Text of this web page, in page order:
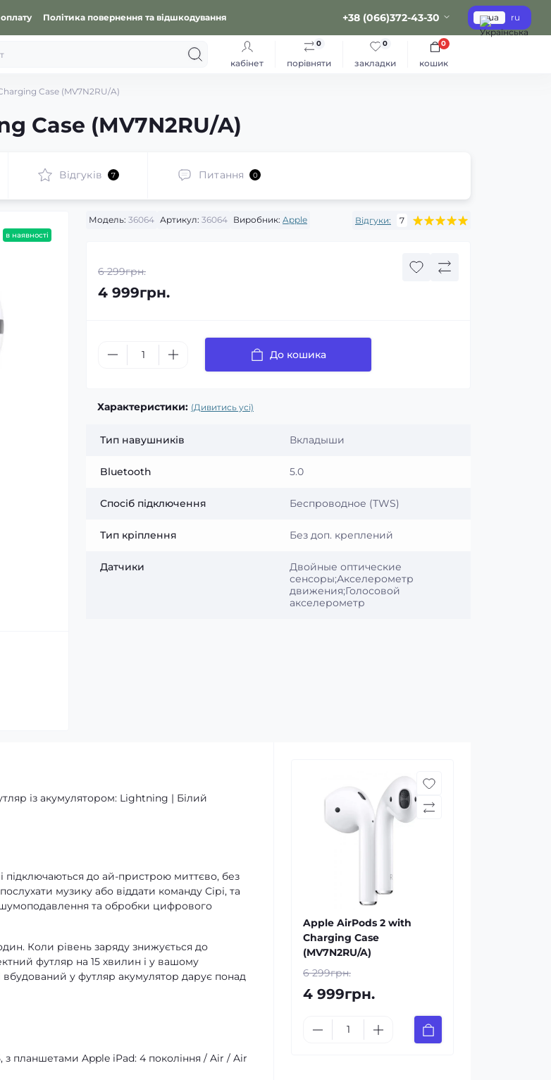
Політика повернення та відшкодування +38 (066)372-43-30 ua ru
кабінет порівняти
0
закладки
0
кошик
0
Case (MV7N2RU/A)
Case (MV7N2RU/A)
Відгуків 7 Питання 0
в наявності
Модель: 36064 Артикул: 36064 Виробник: Apple Відгуки: 7
6 299грн.
4 999грн.
До кошика
Характеристики: (Дивитись усі)
Тип навушників Вкладыши
Bluetooth 5.0
Спосіб підключення Беспроводное (TWS)
Тип кріплення Без доп. креплений
Датчики
Двойные оптические
сенсоры;Акселерометр
движения;Голосовой
акселерометр
із акумулятором: Lightning | Білий
і підключаються до ай-пристрою миттєво, без
музику або віддати команду Сірі, та
шумоподавлення та обробки цифрового
Коли рівень заряду знижується до
футляр на 15 хвилин і у вашому
у футляр акумулятор дарує понад
з планшетами Apple iPad: 4 покоління / Air / Air
Apple AirPods 2 with
Charging Case
(MV7N2RU/A)
6 299грн.
4 999грн.